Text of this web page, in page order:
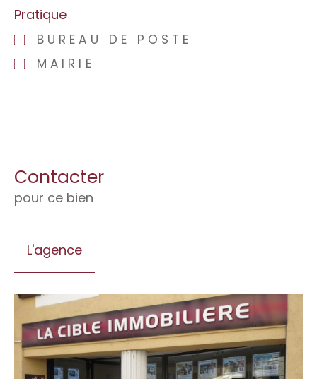
Pratique
BUREAU DE POSTE
MAIRIE
Contacter
pour ce bien
L'agence